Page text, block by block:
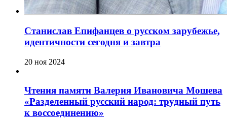
Станислав Епифанцев о русском зарубежье,
идентичности сегодня и завтра
20 ноя 2024
Чтения памяти Валерия Ивановича Мошева
«Разделенный русский народ: трудный путь
к воссоединению»